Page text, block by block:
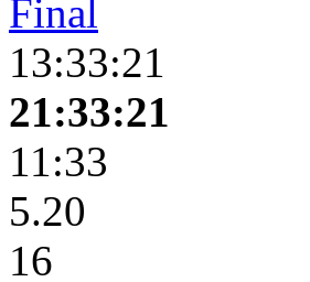
Final
13:33:21
21:33:21
11:33
5.20
16